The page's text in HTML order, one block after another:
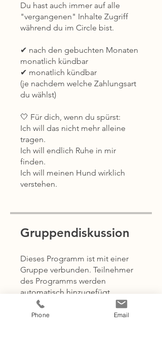
Du hast auch immer auf alle
"vergangenen" Inhalte Zugriff
während du im Circle bist.
✔ nach den gebuchten Monaten
monatlich kündbar
✔ monatlich kündbar
(je nachdem welche Zahlungsart
du wählst)
🤍 Für dich, wenn du spürst:
Ich will das nicht mehr alleine
tragen.
Ich will endlich Ruhe in mir
finden.
Ich will meinen Hund wirklich
Gruppendiskussion
Dieses Programm ist mit einer
Gruppe verbunden. Teilnehmer
des Programms werden
automatisch hinzugefügt.
Phone Email